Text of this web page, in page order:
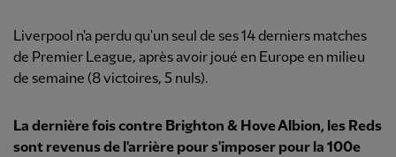
Liverpool n'a perdu qu'un seul de ses 14 derniers matches
de Premier League, après avoir joué en Europe en milieu
de semaine (8 victoires, 5 nuls).
La dernière fois contre Brighton & Hove Albion, les Reds
sont revenus de l'arrière pour s'imposer pour la 100e